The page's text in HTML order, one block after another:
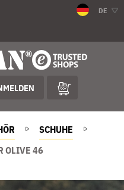
DE
SCHUHE
OLIVE 46